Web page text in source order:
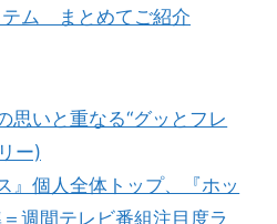
テム まとめてご紹介
思いと重なる“グッとフレ
ー)
』個人全体トップ、『ホッ
週間テレビ番組注目度ラ